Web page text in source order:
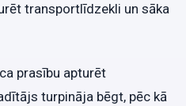
transportlīdzekli un sāka
prasību apturēt
turpināja bēgt, pēc kā